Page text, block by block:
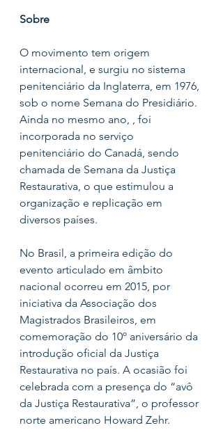
Sobre
O movimento tem origem
internacional, e surgiu no sistema
penitenciário da Inglaterra, em 1976,
sob o nome Semana do Presidiário.
Ainda no mesmo ano, , foi
incorporada no serviço
penitenciário do Canadá, sendo
chamada de Semana da Justiça
Restaurativa, o que estimulou a
organização e replicação em
diversos países.
No Brasil, a primeira edição do
evento articulado em âmbito
nacional ocorreu em 2015, por
iniciativa da Associação dos
Magistrados Brasileiros, em
comemoração do 10º aniversário da
introdução oficial da Justiça
Restaurativa no país. A ocasião foi
celebrada com a presença do “avô
da Justiça Restaurativa”, o professor
norte americano Howard Zehr.